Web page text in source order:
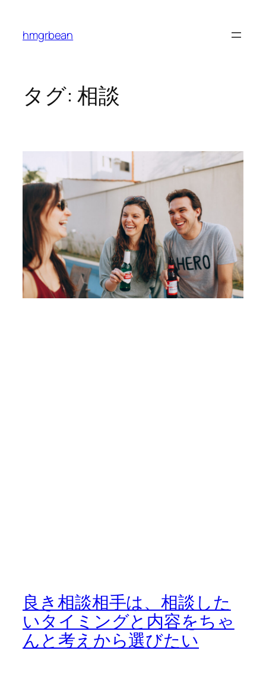
hmgrbean
タグ: 相談
良き相談相手は、相談した
いタイミングと内容をちゃ
んと考えから選びたい